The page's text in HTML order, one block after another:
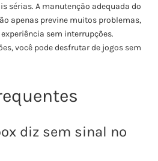
sérias. A manutenção adequada do
apenas previne muitos problemas,
sem interrupções.
você pode desfrutar de jogos sem
diz sem sinal no